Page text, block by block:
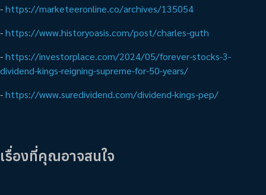
-https://marketeeronline.co/archives/135054
-https://www.historyoasis.com/post/charles-guth
-https://investorplace.com/2024/05/forever-stocks-3-
dividend-kings-reigning-supreme-for-50-years/
-https://www.suredividend.com/dividend-kings-pep/
เรื่องที่คุณอาจสนใจ